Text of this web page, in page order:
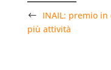
INAIL: premio
più attività